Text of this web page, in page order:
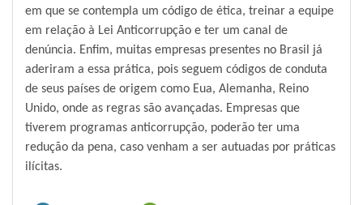
em que se contempla um código de ética, treinar a equipe
em relação à Lei Anticorrupção e ter um canal de
denúncia. Enfim, muitas empresas presentes no Brasil já
aderiram a essa prática, pois seguem códigos de conduta
de seus países de origem como Eua, Alemanha, Reino
Unido, onde as regras são avançadas. Empresas que
tiverem programas anticorrupção, poderão ter uma
redução da pena, caso venham a ser autuadas por práticas
ilícitas.